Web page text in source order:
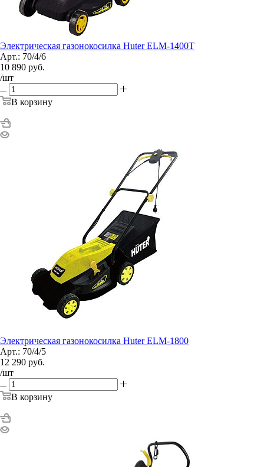
Электрическая газонокосилка Huter ELM-1400T
Арт.: 70/4/6
10 890 руб.
/шт
В корзину
Электрическая газонокосилка Huter ELM-1800
Арт.: 70/4/5
12 290 руб.
/шт
В корзину